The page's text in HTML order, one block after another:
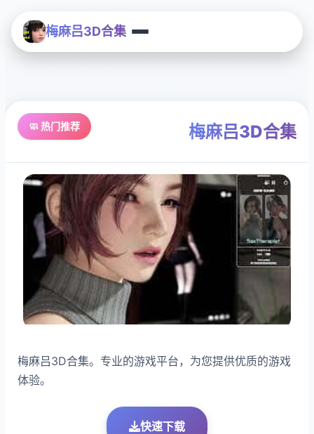
梅麻吕3D合集
🧼 热门推荐 梅麻吕3D合集
梅麻吕3D合集。专业的游戏平台，为您提供优质的游戏
体验。
快速下载